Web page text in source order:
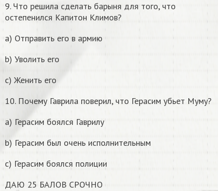
9. Что решила сделать барыня для того, что
остепенился Капитон Климов?
a) Отправить его в армию
b) Уволить его
c) Женить его
10. Почему Гаврила поверил, что Герасим убьет Муму?
a) Герасим боялся Гаврилу
b) Герасим был очень исполнительным
c) Герасим боялся полиции
ДАЮ 25 БАЛОВ СРОЧНО